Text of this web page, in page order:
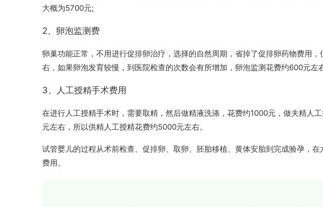
大概为5700元;
2、卵泡监测费
卵巢功能正常，不用进行促排卵治疗，选择的自然周期，省掉了促排卵药物费用
右，如果卵泡发育较慢，到医院检查的次数会有所增加，卵泡监测花费约600元左
3、人工授精手术费用
在进行人工授精手术时，需要取精，然后做精液洗涤，花费约1000元，做夫精人
元左右，所以供精人工授精花费约5000元左右。
试管婴儿的过程从术前检查、促排卵、取卵、胚胎移植、黄体安胎到完成验孕，
费用。